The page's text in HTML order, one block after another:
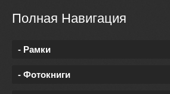
Полная Навигация
- Рамки
- Фотокниги